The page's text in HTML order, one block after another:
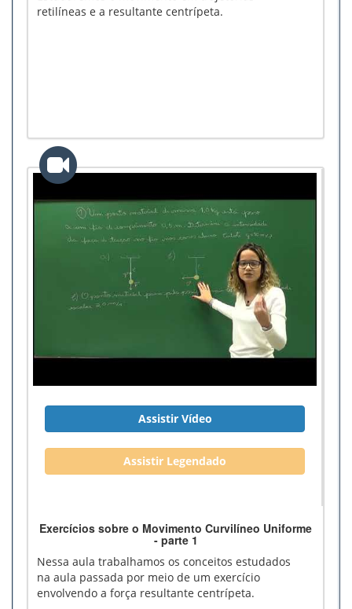
retilíneas e a resultante centrípeta.
Assistir Vídeo
Assistir Legendado
Exercícios sobre o Movimento Curvilíneo Uniforme
- parte 1
Nessa aula trabalhamos os conceitos estudados
na aula passada por meio de um exercício
envolvendo a força resultante centrípeta.